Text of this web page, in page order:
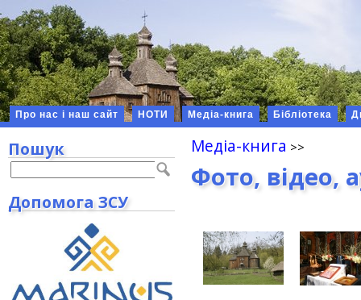
Про нас і наш сайт НОТИ Медіа-книга Бібліотека
Медіа-книга
Фото, відео,
Пошук
Допомога ЗСУ